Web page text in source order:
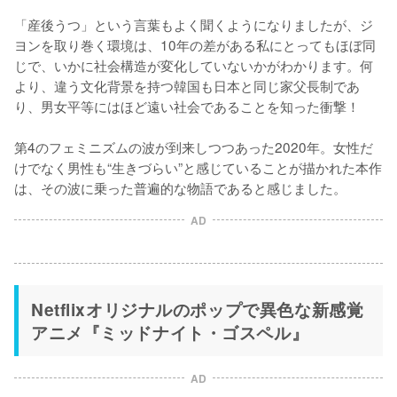
「産後うつ」という言葉もよく聞くようになりましたが、ジ
ヨンを取り巻く環境は、10年の差がある私にとってもほぼ同
じで、いかに社会構造が変化していないかがわかります。何
より、違う文化背景を持つ韓国も日本と同じ家父長制であ
り、男女平等にはほど遠い社会であることを知った衝撃！
第4のフェミニズムの波が到来しつつあった2020年。女性だ
けでなく男性も“生きづらい”と感じていることが描かれた本作
は、その波に乗った普遍的な物語であると感じました。
AD
Netflixオリジナルのポップで異色な新感覚
アニメ『ミッドナイト・ゴスペル』
AD